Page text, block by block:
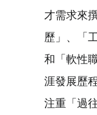
才需求來
歷」、「
和「軟性
涯發展歷
注重「過